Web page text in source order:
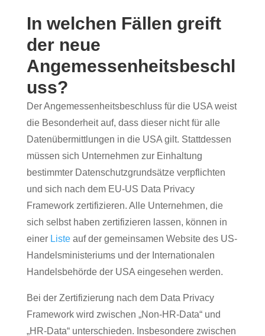
In welchen Fällen greift
der neue
Angemessenheitsbeschl
uss?
Der Angemessenheitsbeschluss für die USA weist
die Besonderheit auf, dass dieser nicht für alle
Datenübermittlungen in die USA gilt. Stattdessen
müssen sich Unternehmen zur Einhaltung
bestimmter Datenschutzgrundsätze verpflichten
und sich nach dem EU-US Data Privacy
Framework zertifizieren. Alle Unternehmen, die
sich selbst haben zertifizieren lassen, können in
einer Listeauf der gemeinsamen Website des US-
Handelsministeriums und der Internationalen
Handelsbehörde der USA eingesehen werden.
Bei der Zertifizierung nach dem Data Privacy
Framework wird zwischen „Non-HR-Data“ und
„HR-Data“ unterschieden. Insbesondere zwischen